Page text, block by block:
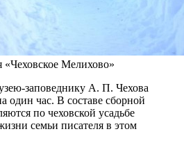
«Чеховское Мелихово»
заповеднику А. П. Чехова
один час. В составе сборной
по чеховской усадьбе
семьи писателя в этом